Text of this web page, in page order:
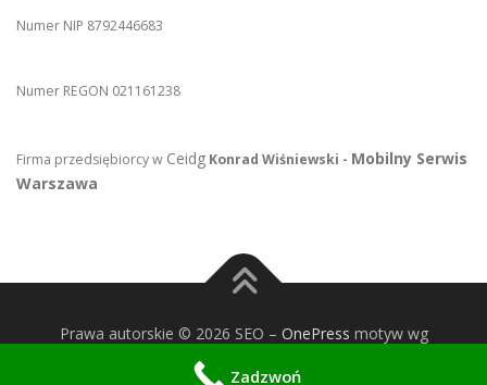
Numer NIP 8792446683
Numer REGON 021161238
Firma przedsiębiorcy w Ceidg Konrad Wiśniewski - Mobilny Serwis
Warszawa
Prawa autorskie © 2026 SEO – OnePress motyw wg
FameThemes
Zadzwoń